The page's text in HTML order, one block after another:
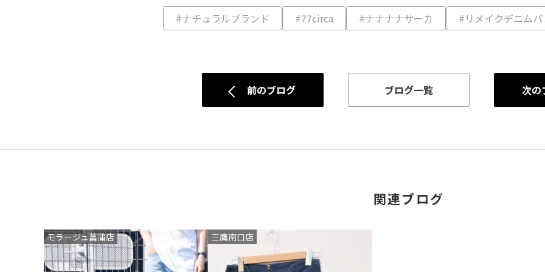
#ナチュラルブランド #77circa #ナナナナサーカ #リメイクデニム
前のブログ ブログ一覧 次の
関連ブログ
モラージュ菖蒲店 三鷹南口店